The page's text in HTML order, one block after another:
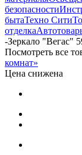
безопасности
бытаТехно Сити
отделка
-Зеркало "Вегас"
Посмотреть все
комнат»
Цена снижена